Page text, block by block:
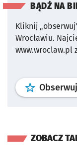
BĄDŹ NA
Kliknij
Wrocławiu.
www.wroclaw.pl
Obserwuj
ZOBACZ